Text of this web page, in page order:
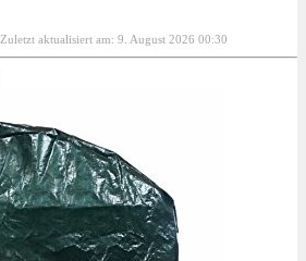
Zuletzt aktualisiert am: 9. August 2026 00:30